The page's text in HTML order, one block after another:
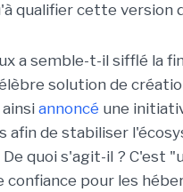
qualifier cette version
a semble-t-il sifflé la
solution de
annoncé une
afin de stabiliser
quoi s'agit-il ? C'est
pour les